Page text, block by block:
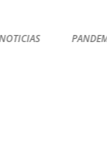
PANDEMIA